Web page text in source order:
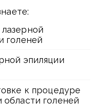
голеней
эпиляции
к процедуре
области голеней